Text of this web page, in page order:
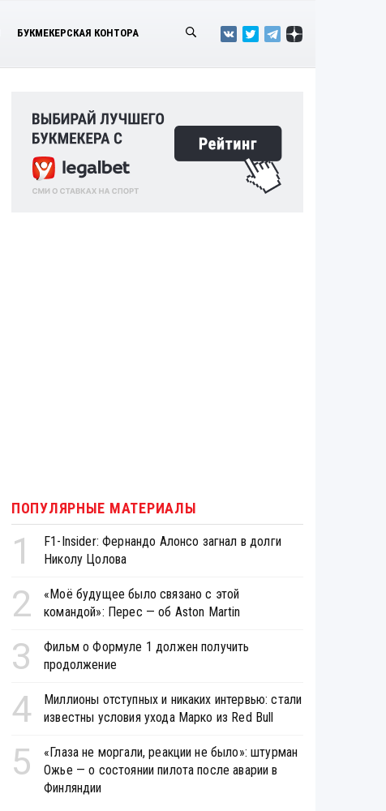
БУКМЕКЕРСКАЯ КОНТОРА
ПОПУЛЯРНЫЕ МАТЕРИАЛЫ
1
F1-Insider: Фернандо Алонсо загнал в долги
Николу Цолова
2
«Моё будущее было связано с этой
командой»: Перес — об Aston Martin
3
Фильм о Формуле 1 должен получить
продолжение
4
Миллионы отступных и никаких интервью: стали
известны условия ухода Марко из Red Bull
5
«Глаза не моргали, реакции не было»: штурман
Ожье — о состоянии пилота после аварии в
Финляндии